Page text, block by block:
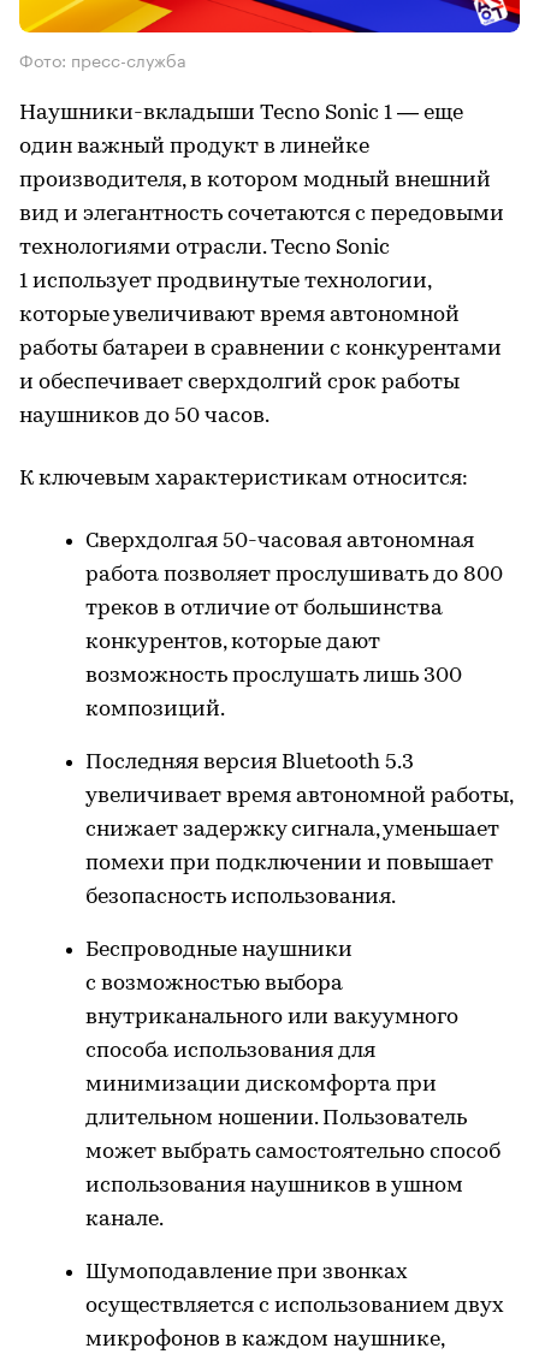
Фото: пресс-служба
Наушники-вкладыши Tecno Sonic 1 — еще
один важный продукт в линейке
производителя, в котором модный внешний
вид и элегантность сочетаются с передовыми
технологиями отрасли. Tecno Sonic
1 использует продвинутые технологии,
которые увеличивают время автономной
работы батареи в сравнении с конкурентами
и обеспечивает сверхдолгий срок работы
наушников до 50 часов.
К ключевым характеристикам относится:
Сверхдолгая 50-часовая автономная
работа позволяет прослушивать до 800
треков в отличие от большинства
конкурентов, которые дают
возможность прослушать лишь 300
композиций.
Последняя версия Bluetooth 5.3
увеличивает время автономной работы,
снижает задержку сигнала, уменьшает
помехи при подключении и повышает
безопасность использования.
Беспроводные наушники
с возможностью выбора
внутриканального или вакуумного
способа использования для
минимизации дискомфорта при
длительном ношении. Пользователь
может выбрать самостоятельно способ
использования наушников в ушном
канале.
Шумоподавление при звонках
осуществляется с использованием двух
микрофонов в каждом наушнике,